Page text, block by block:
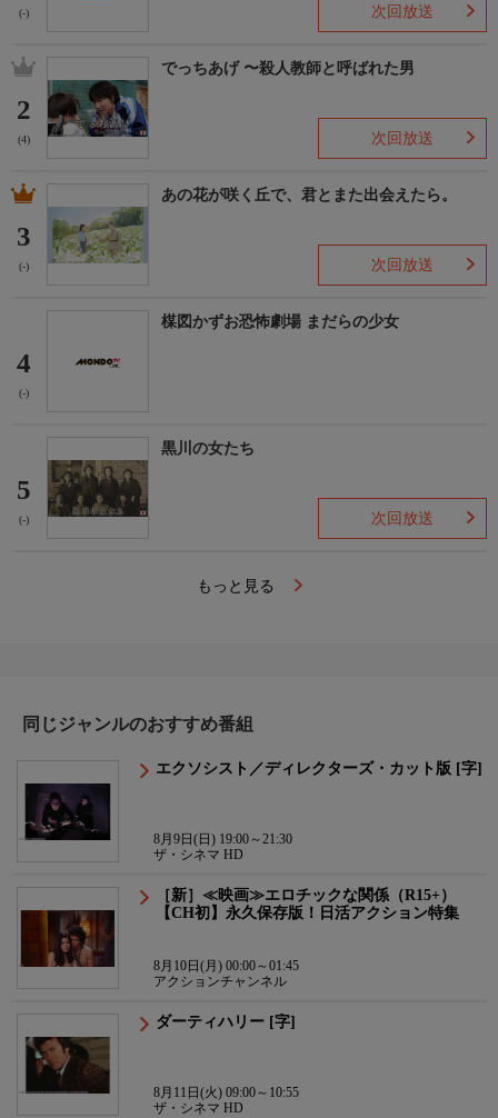
(-) 次回放送
2
(4)
でっちあげ 〜殺人教師と呼ばれた男
次回放送
3
(-)
あの花が咲く丘で、君とまた出会えたら。
次回放送
4
(-)
楳図かずお恐怖劇場 まだらの少女
5
(-)
黒川の女たち
次回放送
もっと見る
同じジャンルのおすすめ番組
エクソシスト／ディレクターズ・カット版 [字]
8月9日(日) 19:00～21:30
ザ・シネマ HD
［新］≪映画≫エロチックな関係（R15+）
【CH初】永久保存版！日活アクション特集
8月10日(月) 00:00～01:45
アクションチャンネル
ダーティハリー [字]
8月11日(火) 09:00～10:55
ザ・シネマ HD